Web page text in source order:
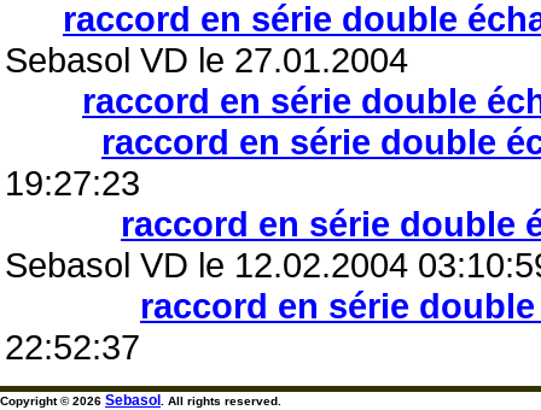
raccord en série double
Sebasol VD le 27.01.2004
raccord en série double
raccord en série double
19:27:23
raccord en série double
Sebasol VD le 12.02.2004
raccord en série
22:52:37
Copyright © 2026 Sebasol . All rights reserved.